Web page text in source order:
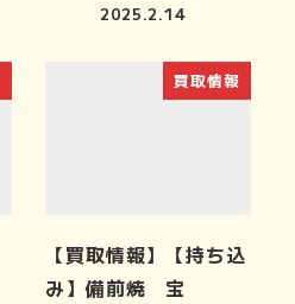
2025.2.14
買取情報
【買取情報】【持ち込
み】備前焼 宝